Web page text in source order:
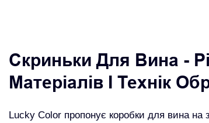
Скриньки Для Вина -
Матеріалів І Технік
Lucky Color пропонує коробки для вина на